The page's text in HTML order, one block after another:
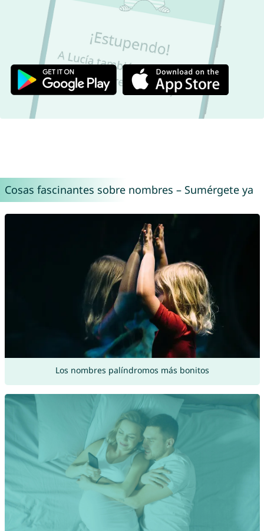
Cosas fascinantes sobre nombres – Sumérgete ya
Los nombres palíndromos más bonitos